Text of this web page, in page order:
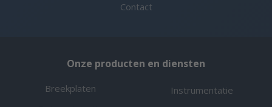
Contact
Onze producten en diensten
Breekplaten
Instrumentatie